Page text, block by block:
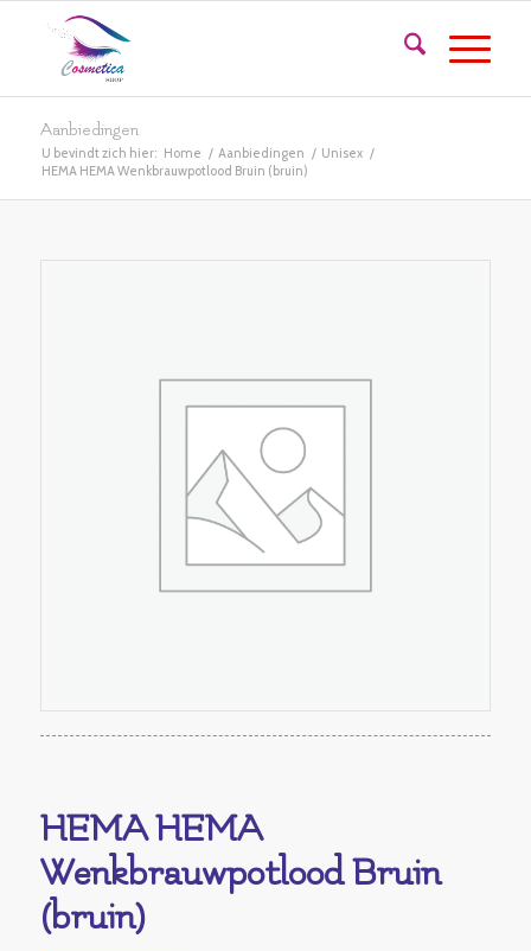
Aanbiedingen
U bevindt zich hier: Home / Aanbiedingen / Unisex /
HEMA HEMA Wenkbrauwpotlood Bruin (bruin)
HEMA HEMA
Wenkbrauwpotlood Bruin
(bruin)